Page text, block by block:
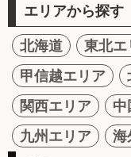
エリアから探す
北海道 東北エ
甲信越エリア
関西エリア
中
九州エリア
海